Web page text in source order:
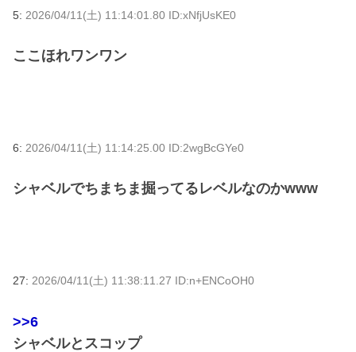
5: 2026/04/11(土) 11:14:01.80 ID:xNfjUsKE0
ここほれワンワン
6: 2026/04/11(土) 11:14:25.00 ID:2wgBcGYe0
シャベルでちまちま掘ってるレベルなのかwww
27: 2026/04/11(土) 11:38:11.27 ID:n+ENCoOH0
>>6
シャベルとスコップ